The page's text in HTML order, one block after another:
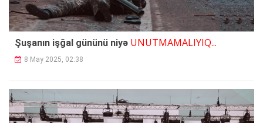
Şuşanın işğal gününü niyə UNUTMAMALIYIQ...
8 May 2025, 02:38